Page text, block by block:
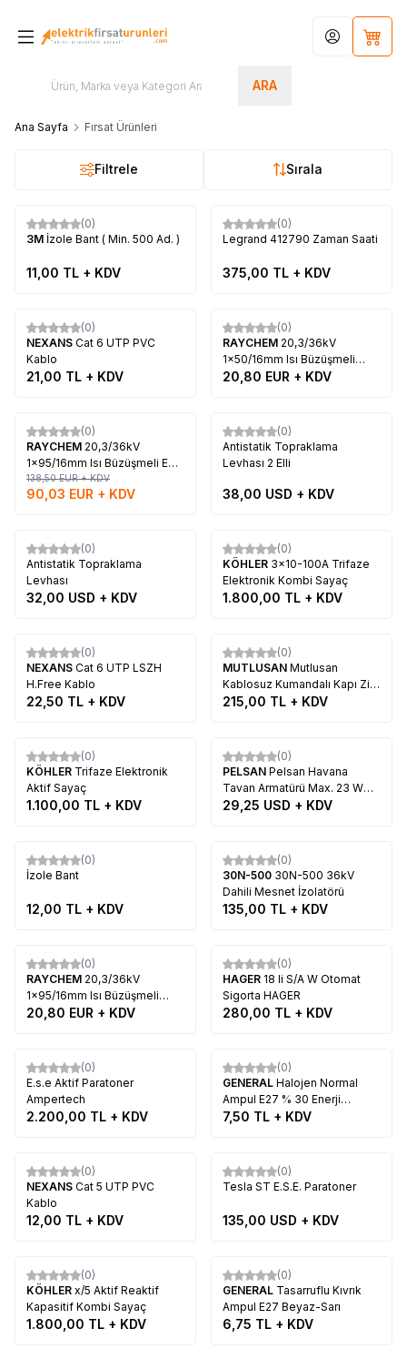
ARA
Hesabım
Ana Sayfa Fırsat Ürünleri
Filtrele Sırala
(0)
3M İzole Bant ( Min. 500 Ad. )
11,00 TL + KDV
(0)
Legrand 412790 Zaman Saati
375,00 TL + KDV
(0)
NEXANS Cat 6 UTP PVC
Kablo
21,00 TL + KDV
(0)
RAYCHEM 20,3/36kV
1x50/16mm Isı Büzüşmeli
Dahili Kablo Başlığı
20,80 EUR + KDV
%35
(0)
RAYCHEM 20,3/36kV
1x95/16mm Isı Büzüşmeli EK
MUFU
138,50EUR + KDV
90,03 EUR + KDV
Yeni
(0)
Antistatik Topraklama
Levhası 2 Elli
38,00 USD + KDV
Yeni
(0)
Antistatik Topraklama
Levhası
32,00 USD + KDV
(0)
KÖHLER 3x10-100A Trifaze
Elektronik Kombi Sayaç
1.800,00 TL + KDV
Yeni
(0)
NEXANS Cat 6 UTP LSZH
H.Free Kablo
22,50 TL + KDV
(0)
MUTLUSAN Mutlusan
Kablosuz Kumandalı Kapı Zili
32 Melodili Led Göstergeli
215,00 TL + KDV
(0)
KÖHLER Trifaze Elektronik
Aktif Sayaç
1.100,00 TL + KDV
(0)
PELSAN Pelsan Havana
Tavan Armatürü Max. 23 W
E27 Ip 65 (Su & Toz
29,25 USD + KDV
(0)
İzole Bant
12,00 TL + KDV
(0)
30N-500 30N-500 36kV
Dahili Mesnet İzolatörü
135,00 TL + KDV
(0)
RAYCHEM 20,3/36kV
1x95/16mm Isı Büzüşmeli
Dahili Kablo Başlığı
20,80 EUR + KDV
Yeni
(0)
HAGER 18 li S/A W Otomat
Sigorta HAGER
280,00 TL + KDV
(0)
E.s.e Aktif Paratoner
Ampertech
2.200,00 TL + KDV
(0)
GENERAL Halojen Normal
Ampul E27 % 30 Enerji
Tasarruflu
7,50 TL + KDV
(0)
NEXANS Cat 5 UTP PVC
Kablo
12,00 TL + KDV
Yeni
(0)
Tesla ST E.S.E. Paratoner
135,00 USD + KDV
(0)
KÖHLER x/5 Aktif Reaktif
Kapasitif Kombi Sayaç
1.800,00 TL + KDV
(0)
GENERAL Tasarruflu Kıvrık
Ampul E27 Beyaz-Sarı
6,75 TL + KDV